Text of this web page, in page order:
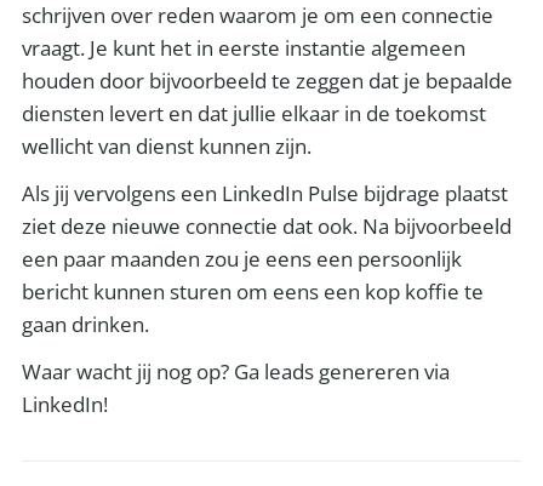
schrijven over reden waarom je om een connectie
vraagt. Je kunt het in eerste instantie algemeen
houden door bijvoorbeeld te zeggen dat je bepaalde
diensten levert en dat jullie elkaar in de toekomst
wellicht van dienst kunnen zijn.
Als jij vervolgens een LinkedIn Pulse bijdrage plaatst
ziet deze nieuwe connectie dat ook. Na bijvoorbeeld
een paar maanden zou je eens een persoonlijk
bericht kunnen sturen om eens een kop koffie te
gaan drinken.
Waar wacht jij nog op? Ga leads genereren via
LinkedIn!